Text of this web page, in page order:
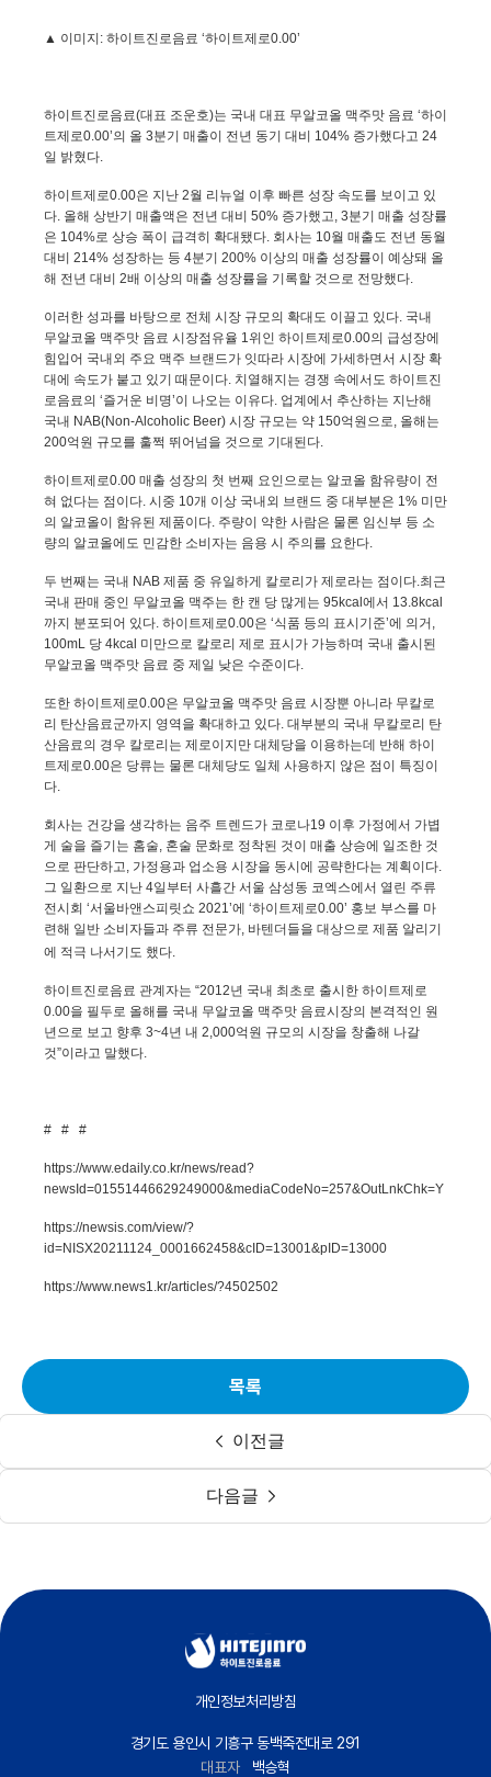
▲ 이미지 : 하이트진로음료 ‘하이트제로0.00’
하이트진로음료(대표 조운호)는 국내 대표 무알코올 맥주맛 음료 ‘하이
트제로0.00’의 올 3분기 매출이 전년 동기 대비 104% 증가했다고 24
일 밝혔다.
하이트제로0.00은 지난 2월 리뉴얼 이후 빠른 성장 속도를 보이고 있
다. 올해 상반기 매출액은 전년 대비 50% 증가했고, 3분기 매출 성장률
은 104%로 상승 폭이 급격히 확대됐다. 회사는 10월 매출도 전년 동월
대비 214% 성장하는 등 4분기 200% 이상의 매출 성장률이 예상돼 올
해 전년 대비 2배 이상의 매출 성장률을 기록할 것으로 전망했다.
이러한 성과를 바탕으로 전체 시장 규모의 확대도 이끌고 있다. 국내
무알코올 맥주맛 음료 시장점유율 1위인 하이트제로0.00의 급성장에
힘입어 국내외 주요 맥주 브랜드가 잇따라 시장에 가세하면서 시장 확
대에 속도가 붙고 있기 때문이다. 치열해지는 경쟁 속에서도 하이트진
로음료의 ‘즐거운 비명’이 나오는 이유다. 업계에서 추산하는 지난해
국내 NAB(Non-Alcoholic Beer) 시장 규모는 약 150억원으로, 올해는
200억원 규모를 훌쩍 뛰어넘을 것으로 기대된다.
하이트제로0.00 매출 성장의 첫 번째 요인으로는 알코올 함유량이 전
혀 없다는 점이다. 시중 10개 이상 국내외 브랜드 중 대부분은 1% 미만
의 알코올이 함유된 제품이다. 주량이 약한 사람은 물론 임신부 등 소
량의 알코올에도 민감한 소비자는 음용 시 주의를 요한다.
두 번째는 국내 NAB 제품 중 유일하게 칼로리가 제로라는 점이다.최근
국내 판매 중인 무알코올 맥주는 한 캔 당 많게는 95kcal 에서 13.8kcal
까지 분포되어 있다. 하이트제로0.00은 ‘식품 등의 표시기준’에 의거 ,
100mL 당 4kcal 미만으로 칼로리 제로 표시가 가능하며 국내 출시된
무알코올 맥주맛 음료 중 제일 낮은 수준이다.
또한 하이트제로0.00은 무알코올 맥주맛 음료 시장뿐 아니라 무칼로
리 탄산음료군까지 영역을 확대하고 있다. 대부분의 국내 무칼로리 탄
산음료의 경우 칼로리는 제로이지만 대체당을 이용하는데 반해 하이
트제로0.00은 당류는 물론 대체당도 일체 사용하지 않은 점이 특징이
다.
회사는 건강을 생각하는 음주 트렌드가 코로나19 이후 가정에서 가볍
게 술을 즐기는 홈술, 혼술 문화로 정착된 것이 매출 상승에 일조한 것
으로 판단하고, 가정용과 업소용 시장을 동시에 공략한다는 계획이다.
그 일환으로 지난 4일부터 사흘간 서울 삼성동 코엑스에서 열린 주류
전시회 ‘서울바앤스피릿쇼 2021’에 ‘하이트제로0.00’ 홍보 부스를 마
련해 일반 소비자들과 주류 전문가, 바텐더들을 대상으로 제품 알리기
에 적극 나서기도 했다.
하이트진로음료 관계자는 “2012년 국내 최초로 출시한 하이트제로
0.00을 필두로 올해를 국내 무알코올 맥주맛 음료시장의 본격적인 원
년으로 보고 향후 3~4년 내 2,000억원 규모의 시장을 창출해 나갈
것”이라고 말했다.
# # #
https://www.edaily.co.kr/news/read?
newsId=01551446629249000&mediaCodeNo=257&OutLnkChk=Y
https://newsis.com/view/?
id=NISX20211124_0001662458&cID=13001&pID=13000
https://www.news1.kr/articles/?4502502
이전글
목록
다음글
개인정보처리방침
경기도 용인시 기흥구 동백죽전대로 291
대표자
백승혁